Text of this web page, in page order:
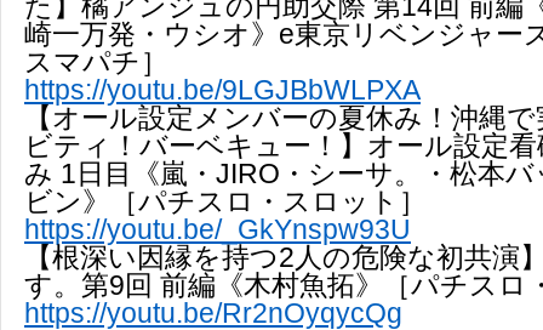
崎一万発・ウシオ》e東京リベンジャー
スマパチ］
https://youtu.be/9LGJBbWLPXA
【オール設定メンバーの夏休み！沖縄
ビティ！バーベキュー！】オール設定
み 1日目《嵐・JIRO・シーサ。・松本
ビン》［パチスロ・スロット］
https://youtu.be/_GkYnspw93U
【根深い因縁を持つ2人の危険な初共演
す。第9回 前編《木村魚拓》［パチスロ
https://youtu.be/Rr2nOyqycQg